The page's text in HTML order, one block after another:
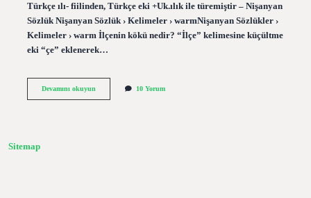
Türkçe ılı- fiilinden, Türkçe eki +Uk.ılık ile türemiştir – Nişanyan
Sözlük Nişanyan Sözlük › Kelimeler › warmNişanyan Sözlükler ›
Kelimeler › warm İlçenin kökü nedir? “İlçe” kelimesine küçültme
eki “çe” eklenerek…
Devamını okuyunİL
10 Yorum
Sitemap